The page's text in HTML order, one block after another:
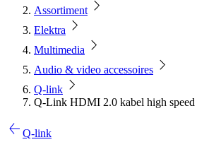
Assortiment
Elektra
Multimedia
Audio & video accessoires
Q-link
Q-Link HDMI 2.0 kabel high speed
Q-link